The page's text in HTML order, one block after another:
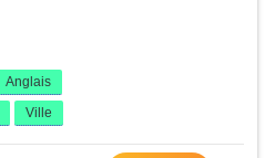
Anglais
Ville